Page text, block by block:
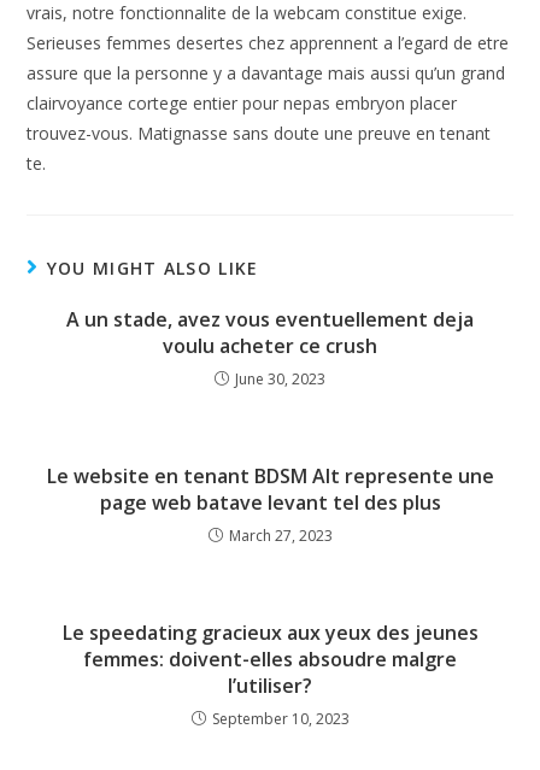
vrais, notre fonctionnalite de la webcam constitue exige.
Serieuses femmes desertes chez apprennent a l’egard de etre
assure que la personne y a davantage mais aussi qu’un grand
clairvoyance cortege entier pour nepas embryon placer
trouvez-vous. Matignasse sans doute une preuve en tenant
te.
YOU MIGHT ALSO LIKE
A un stade, avez vous eventuellement deja
voulu acheter ce crush
June 30, 2023
Le website en tenant BDSM Alt represente une
page web batave levant tel des plus
March 27, 2023
Le speedating gracieux aux yeux des jeunes
femmes: doivent-elles absoudre malgre
l’utiliser?
September 10, 2023